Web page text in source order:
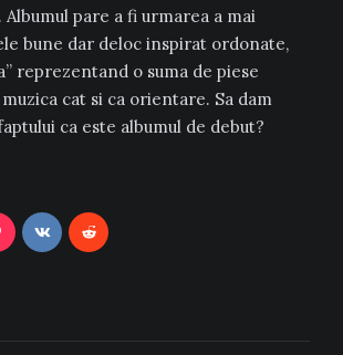
pare a fi urmarea a mai
bune dar deloc inspirat ordonate,
reprezentand o suma de piese
cat si ca orientare. Sa dam
ca este albumul de debut?